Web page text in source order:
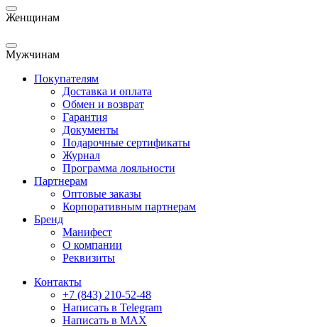
Женщинам
Мужчинам
Покупателям
Доставка и оплата
Обмен и возврат
Гарантия
Документы
Подарочные сертификаты
Журнал
Программа лояльности
Партнерам
Оптовые заказы
Корпоративным партнерам
Бренд
Манифест
О компании
Реквизиты
Контакты
+7 (843) 210-52-48
Написать в Telegram
Написать в MAX